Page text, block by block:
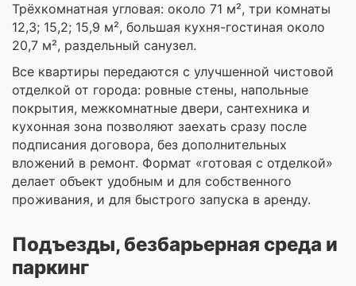
Трёхкомнатная угловая: около 71 м², три комнаты
12,3; 15,2; 15,9 м², большая кухня-гостиная около
20,7 м², раздельный санузел.
Все квартиры передаются с улучшенной чистовой
отделкой от города: ровные стены, напольные
покрытия, межкомнатные двери, сантехника и
кухонная зона позволяют заехать сразу после
подписания договора, без дополнительных
вложений в ремонт. Формат «готовая с отделкой»
делает объект удобным и для собственного
проживания, и для быстрого запуска в аренду.
Подъезды, безбарьерная среда и
паркинг